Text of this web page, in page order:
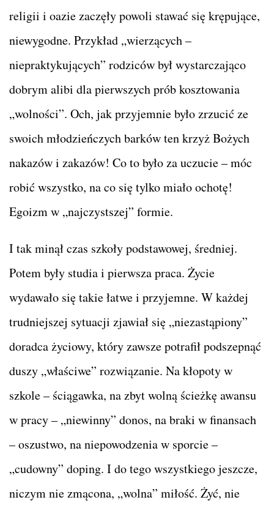
religii i oazie zaczęły powoli stawać się krępujące,
niewygodne. Przykład „wierzących –
niepraktykujących” rodziców był wystarczająco
dobrym alibi dla pierwszych prób kosztowania
„wolności”. Och, jak przyjemnie było zrzucić ze
swoich młodzieńczych barków ten krzyż Bożych
nakazów i zakazów! Co to było za uczucie – móc
robić wszystko, na co się tylko miało ochotę!
Egoizm w „najczystszej” formie.
I tak minął czas szkoły podstawowej, średniej.
Potem były studia i pierwsza praca. Życie
wydawało się takie łatwe i przyjemne. W każdej
trudniejszej sytuacji zjawiał się „niezastąpiony”
doradca życiowy, który zawsze potrafił podszepnąć
duszy „właściwe” rozwiązanie. Na kłopoty w
szkole – ściągawka, na zbyt wolną ścieżkę awansu
w pracy – „niewinny” donos, na braki w finansach
– oszustwo, na niepowodzenia w sporcie –
„cudowny” doping. I do tego wszystkiego jeszcze,
niczym nie zmącona, „wolna” miłość. Żyć, nie